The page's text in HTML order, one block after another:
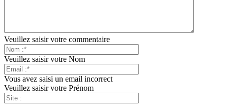
Veuillez saisir votre commentaire
Veuillez saisir votre Nom
Vous avez saisi un email incorrect
Veuillez saisir votre Prénom